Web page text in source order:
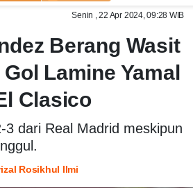
Senin , 22 Apr 2024, 09:28 WIB
Berang Wasit
Lamine Yamal
Clasico
3 dari Real Madrid meskipun
Rosikhul Ilmi